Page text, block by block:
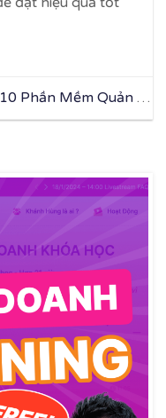
Phần Mềm Quản Lý
Thiết Bị Dạy Học Cho